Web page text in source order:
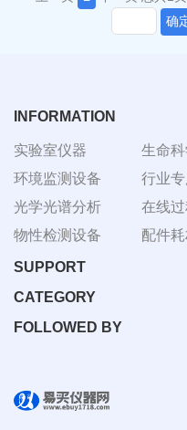
确
INFORMATION
实验室仪器
环境监测设备
光学光谱分析
物性检测设备
生命
行业
在线过
配件
SUPPORT
CATEGORY
FOLLOWED BY